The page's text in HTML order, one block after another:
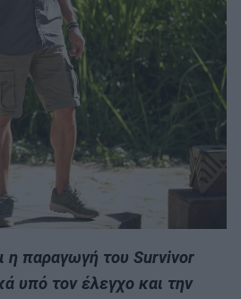
η παραγωγή του Survivor
υπό τον έλεγχο και την